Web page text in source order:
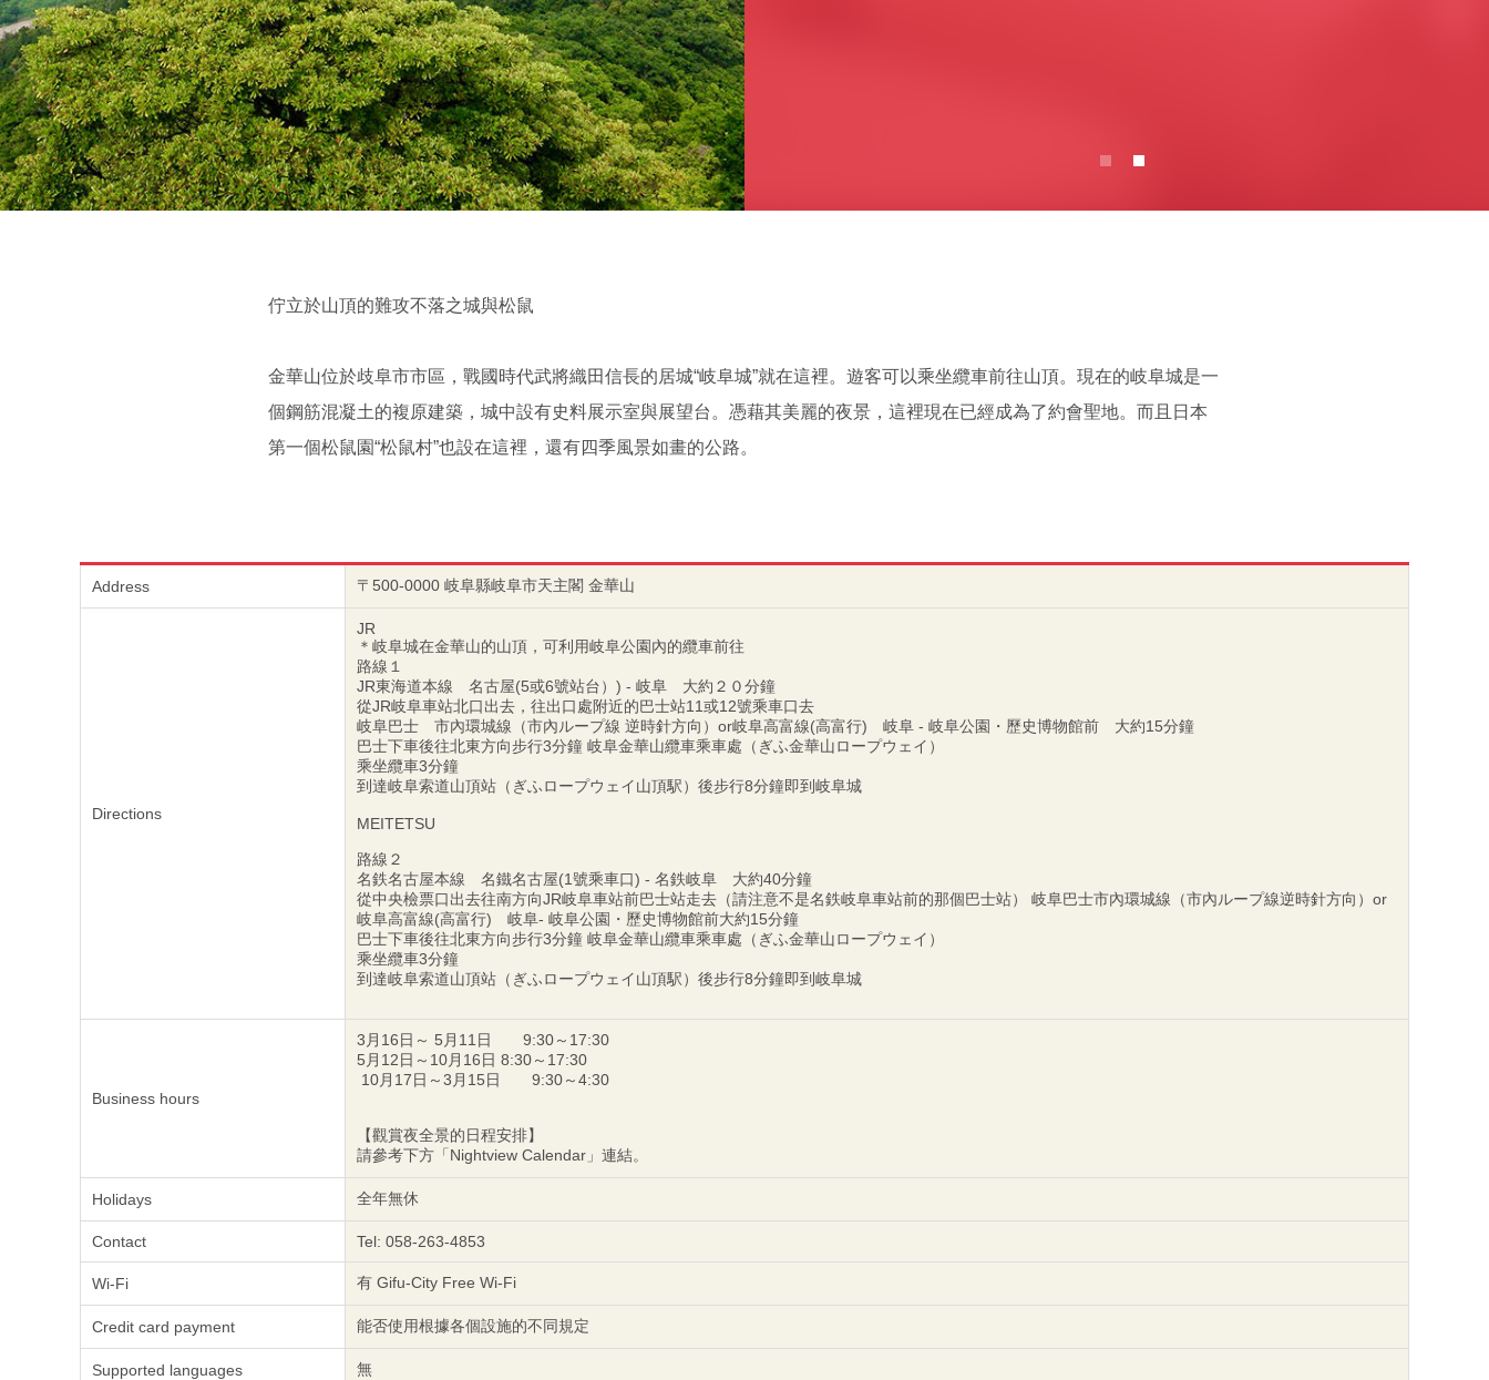
佇立於山頂的難攻不落之城與松鼠
金華山位於歧阜市市區，戰國時代武將織田信長的居城“岐阜城”就在這裡。遊客可以乘坐纜車前往山頂。現在的岐阜城是一
個鋼筋混凝土的複原建築，城中設有史料展示室與展望台。憑藉其美麗的夜景，這裡現在已經成為了約會聖地。而且日本
第一個松鼠園“松鼠村”也設在這裡，還有四季風景如畫的公路。
Address 〒500-0000 岐阜縣岐阜市天主閣 金華山
Directions
JR
＊岐阜城在金華山的山頂，可利用岐阜公園內的纜車前往
路線１
JR東海道本線 名古屋(5或6號站台）) - 岐阜 大約２０分鐘
從JR岐阜車站北口出去，往出口處附近的巴士站11或12號乘車口去
岐阜巴士 市內環城線（市內ループ線 逆時針方向）or岐阜高富線(高富行) 岐阜 - 岐阜公園・歷史博物館前 大約15分鐘
巴士下車後往北東方向步行3分鐘 岐阜金華山纜車乘車處（ぎふ金華山ロープウェイ）
乘坐纜車3分鐘
到達岐阜索道山頂站（ぎふロープウェイ山頂駅）後步行8分鐘即到岐阜城
MEITETSU
路線２
名鉄名古屋本線 名鐵名古屋(1號乘車口) - 名鉄岐阜 大約40分鐘
從中央檢票口出去往南方向JR岐阜車站前巴士站走去（請注意不是名鉄岐阜車站前的那個巴士站） 岐阜巴士市內環城線（市內ループ線逆時針方向）or
岐阜高富線(高富行) 岐阜- 岐阜公園・歷史博物館前大約15分鐘
巴士下車後往北東方向步行3分鐘 岐阜金華山纜車乘車處（ぎふ金華山ロープウェイ）
乘坐纜車3分鐘
到達岐阜索道山頂站（ぎふロープウェイ山頂駅）後步行8分鐘即到岐阜城
Business hours
3月16日～ 5月11日 9:30～17:30
5月12日～10月16日 8:30～17:30
10月17日～3月15日 9:30～4:30
【觀賞夜全景的日程安排】
請參考下方「Nightview Calendar」連結。
Holidays 全年無休
Contact Tel: 058-263-4853
Wi-Fi 有 Gifu-City Free Wi-Fi
Credit card payment 能否使用根據各個設施的不同規定
Supported languages 無